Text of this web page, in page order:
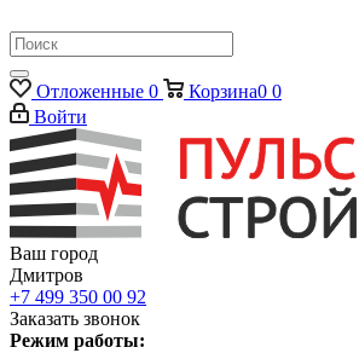
Отложенные 0 Корзина0 0
Войти
Ваш город
Дмитров
+7 499 350 00 92
Заказать звонок
Режим работы: